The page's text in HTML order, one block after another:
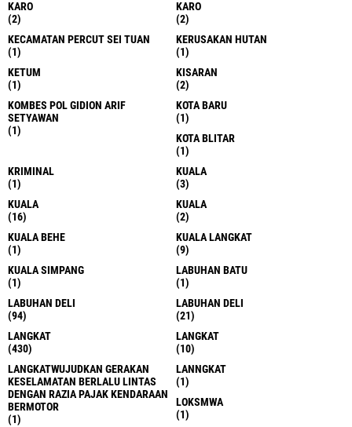
KARO
(2)
KARO
(2)
KECAMATAN PERCUT SEI TUAN
(1)
KERUSAKAN HUTAN
(1)
KETUM
(1)
KISARAN
(2)
KOMBES POL GIDION ARIF
SETYAWAN
(1)
KOTA BARU
(1)
KOTA BLITAR
(1)
KRIMINAL
(1)
KUALA
(3)
KUALA
(16)
KUALA
(2)
KUALA BEHE
(1)
KUALA LANGKAT
(9)
KUALA SIMPANG
(1)
LABUHAN BATU
(1)
LABUHAN DELI
(94)
LABUHAN DELI
(21)
LANGKAT
(430)
LANGKAT
(10)
LANGKATWUJUDKAN GERAKAN
KESELAMATAN BERLALU LINTAS
DENGAN RAZIA PAJAK KENDARAAN
BERMOTOR
(1)
LANNGKAT
(1)
LOKSMWA
(1)